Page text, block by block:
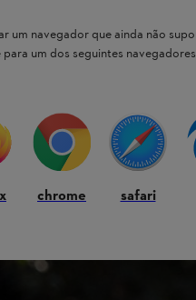
um navegador que ainda não
para um dos seguintes
chrome safari